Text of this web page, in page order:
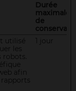
Durée
maximale
de
utilisé
les
robots.
afin
1 jour